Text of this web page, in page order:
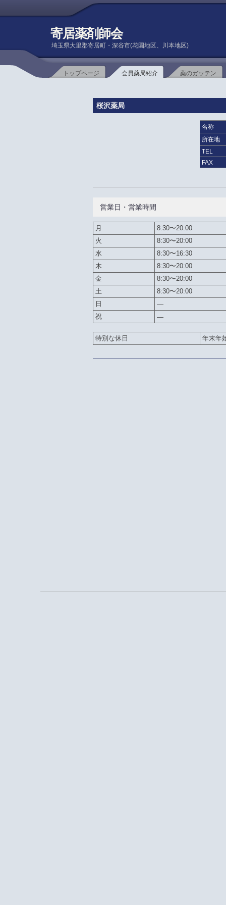
寄居薬剤師会
埼玉県大里郡寄居町・深谷市(花園地区、川本地区)
トップページ 会員薬局紹介 薬のガッテン
桜沢薬局
名称
所在地
TEL
FAX
営業日・営業時間
月
8:30〜20:00
火
8:30〜20:00
水
8:30〜16:30
木
8:30〜20:00
金
8:30〜20:00
土
8:30〜20:00
日
—
祝
—
特別な休日 年末